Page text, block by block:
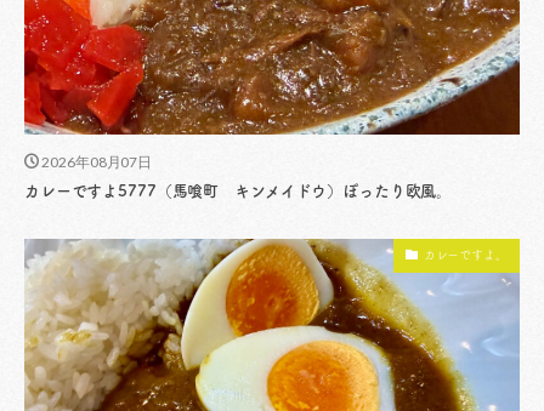
2026年08月07日
カレーですよ5777（馬喰町 キンメイドウ）ぽったり欧風。
カレーですよ。